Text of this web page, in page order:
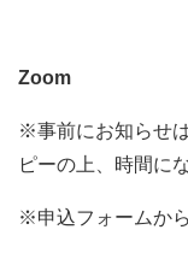
Zoom
※事前にお知らせ
ピーの上、時間に
※申込フォームか